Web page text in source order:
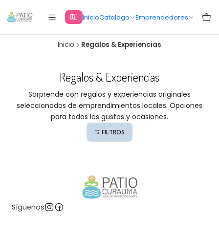
InicioCatalogo Emprendedores
Inicio Regalos & Experiencias
Regalos & Experiencias
Sorprende con regalos y experiencias originales
seleccionados de emprendimientos locales. Opciones
para todos los gustos y ocasiones.
FILTROS
Síguenos